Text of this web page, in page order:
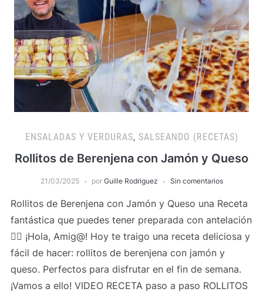
ENSALADAS Y VERDURAS, SALSEANDO (RECETAS)
Rollitos de Berenjena con Jamón y Queso
21/03/2025 por Guille Rodriguez Sin comentarios
Rollitos de Berenjena con Jamón y Queso una Receta
fantástica que puedes tener preparada con antelación
👍🏻 ¡Hola, Amig@! Hoy te traigo una receta deliciosa y
fácil de hacer: rollitos de berenjena con jamón y
queso. Perfectos para disfrutar en el fin de semana.
¡Vamos a ello! VIDEO RECETA paso a paso ROLLITOS